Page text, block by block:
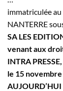
immatriculée au
NANTERRE
SA LES
venant aux
INTRA
le 15